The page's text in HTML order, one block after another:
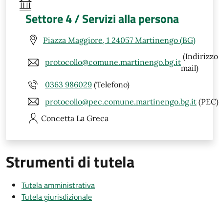
Settore 4 / Servizi alla persona
Piazza Maggiore, 1 24057 Martinengo (BG)
protocollo@comune.martinengo.bg.it
(Indirizzo
mail)
0363 986029 (Telefono)
protocollo@pec.comune.martinengo.bg.it (PEC)
Concetta La Greca
Strumenti di tutela
Tutela amministrativa
Tutela giurisdizionale